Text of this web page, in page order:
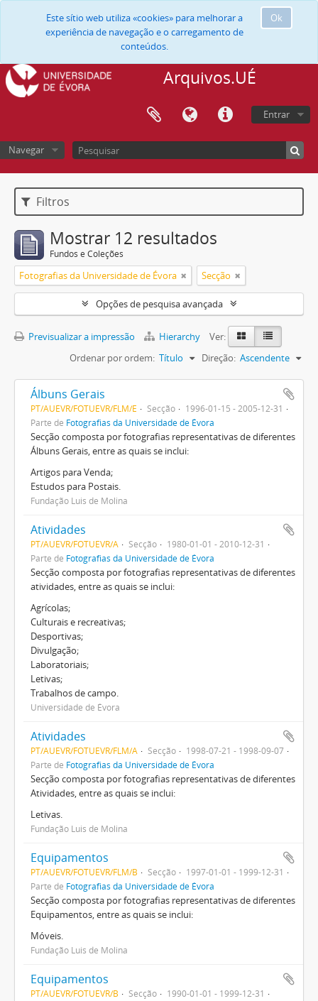
Ok
Este sítio web utiliza «cookies» para melhorar a
experiência de navegação e o carregamento de
conteúdos.
Arquivos.UÉ
Entrar
Navegar
Filtros
Mostrar 12 resultados
Fundos e Coleções
Fotografias da Universidade de Évora Secção
Opções de pesquisa avançada
Previsualizar a impressão Hierarchy
Ver:
Ordenar por ordem: Título Direção: Ascendente
Álbuns Gerais
PT/AUEVR/FOTUEVR/FLM/E Secção
1996-01-15 - 2005-12-31
Parte de Fotografias da Universidade de Évora
Secção composta por fotografias representativas de diferentes
Álbuns Gerais, entre as quais se inclui:
Artigos para Venda;
Estudos para Postais.
Fundação Luis de Molina
Atividades
PT/AUEVR/FOTUEVR/A Secção
1980-01-01 - 2010-12-31
Parte de Fotografias da Universidade de Évora
Secção composta por fotografias representativas de diferentes
atividades, entre as quais se inclui:
Agrícolas;
Culturais e recreativas;
Desportivas;
Divulgação;
Laboratoriais;
Letivas;
Trabalhos de campo.
Universidade de Évora
Atividades
PT/AUEVR/FOTUEVR/FLM/A Secção
1998-07-21 - 1998-09-07
Parte de Fotografias da Universidade de Évora
Secção composta por fotografias representativas de diferentes
Atividades, entre as quais se inclui:
Letivas.
Fundação Luis de Molina
Equipamentos
PT/AUEVR/FOTUEVR/FLM/B Secção
1997-01-01 - 1999-12-31
Parte de Fotografias da Universidade de Évora
Secção composta por fotografias representativas de diferentes
Equipamentos, entre as quais se inclui:
Móveis.
Fundação Luis de Molina
Equipamentos
PT/AUEVR/FOTUEVR/B Secção
1990-01-01 - 1999-12-31